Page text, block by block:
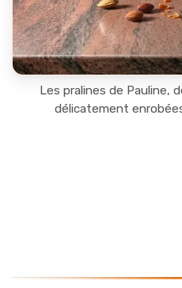
Les pralines de Pauline,
délicatement